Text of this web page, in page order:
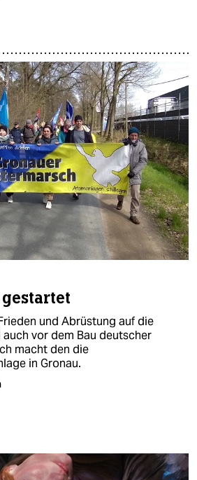
und Abrüstung auf die
vor dem Bau deutscher
macht den die
in Gronau.